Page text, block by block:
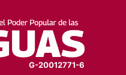
G-20012771-6